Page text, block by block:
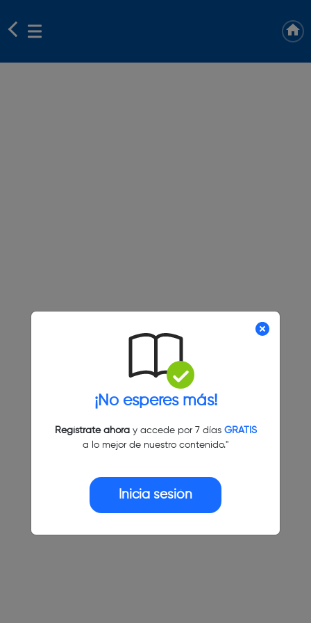
¡No esperes más!
Regístrate ahoray accede por 7 días GRATIS
a lo mejor de nuestro contenido."
Inicia sesión